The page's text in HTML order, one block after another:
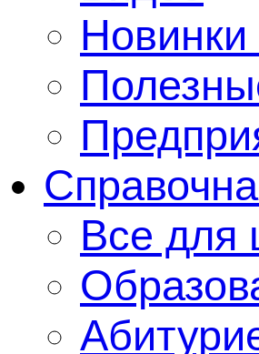
Новинки
Все для